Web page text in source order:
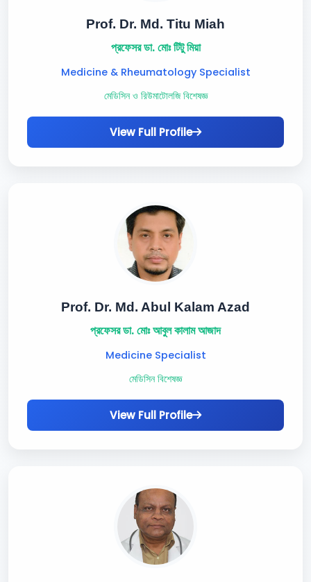
Prof. Dr. Md. Titu Miah
প্রফেসর ডা. মোঃ টিটু মিয়া
Medicine & Rheumatology Specialist
মেডিসিন ও রিউমাটোলজি বিশেষজ্ঞ
View Full Profile
Prof. Dr. Md. Abul Kalam Azad
প্রফেসর ডা. মোঃ আবুল কালাম আজাদ
Medicine Specialist
মেডিসিন বিশেষজ্ঞ
View Full Profile